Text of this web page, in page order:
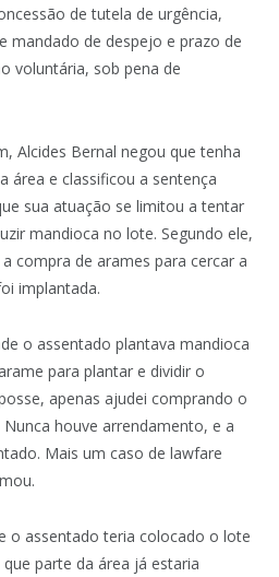
de tutela de urgência,
mandado de despejo e prazo de
voluntária, sob pena de
Alcides Bernal negou que tenha
área e classificou a sentença
sua atuação se limitou a tentar
mandioca no lote. Segundo ele,
compra de arames para cercar a
implantada.
o assentado plantava mandioca
para plantar e dividir o
apenas ajudei comprando o
houve arrendamento, e a
Mais um caso de lawfare
o assentado teria colocado o lote
parte da área já estaria